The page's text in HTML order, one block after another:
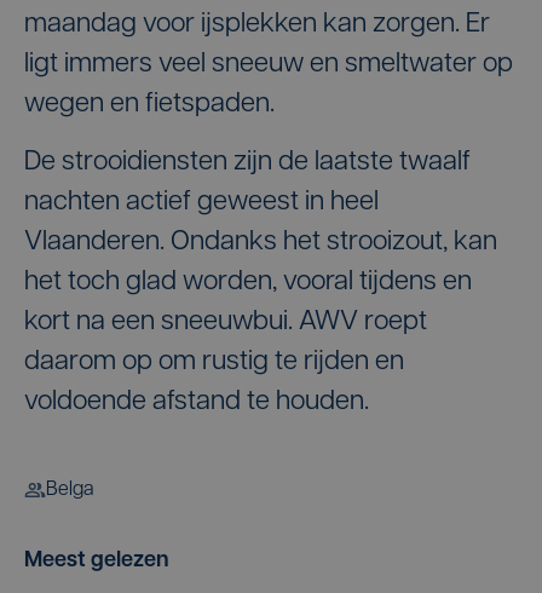
maandag voor ijsplekken kan zorgen. Er
ligt immers veel sneeuw en smeltwater op
wegen en fietspaden.
De strooidiensten zijn de laatste twaalf
nachten actief geweest in heel
Vlaanderen. Ondanks het strooizout, kan
het toch glad worden, vooral tijdens en
kort na een sneeuwbui. AWV roept
daarom op om rustig te rijden en
voldoende afstand te houden.
Belga
Meest gelezen